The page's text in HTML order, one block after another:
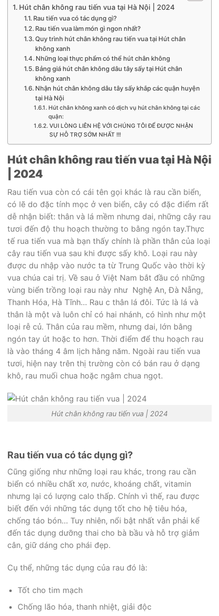
Hút chân không rau tiến vua tại Hà Nội | 2024
Rau tiến vua có tác dụng gì?
Rau tiến vua làm món gì ngon nhất?
Quy trình hút chân không rau tiến vua tại Hút chân
không xanh
Những loại thực phẩm có thể hút chân không
Bảng giá hút chân không dâu tây sấy tại Hút chân
không xanh
Nhận hút chân không dâu tây sấy khắp các quận huyện
tại Hà Nội
Hút chân không xanh có dịch vụ hút chân không tại các
quận:
VUI LÒNG LIÊN HỆ VỚI CHÚNG TÔI ĐỂ ĐƯỢC NHẬN
SỰ HỖ TRỢ SỚM NHẤT !!!
Hút chân không rau tiến vua tại Hà Nội
| 2024
Rau tiến vua còn có cái tên gọi khác là rau cần biển,
có lẽ do đặc tính mọc ở ven biển, cây có đặc điểm rất
dễ nhận biết: thân và lá mềm nhưng dai, những cây rau
tươi đến độ thu hoạch thường to bằng ngón tay.Thực
tế rua tiến vua mà bạn thấy chính là phần thân của loại
cây rau tiến vua sau khi được sấy khô. Loại rau này
được du nhập vào nước ta từ Trung Quốc vào thời kỳ
vua chúa cai trị. Về sau ở Việt Nam bắt đầu có những
vùng biển trồng loại rau này như Nghệ An, Đà Nẵng,
Thanh Hóa, Hà Tĩnh… Rau c thân lá đôi. Tức là lá và
thân là một và luôn chỉ có hai nhánh, có hình như một
loại rễ củ. Thân của rau mềm, nhưng dai, lớn bằng
ngón tay út hoặc to hơn. Thời điểm để thu hoạch rau
là vào tháng 4 âm lịch hằng năm. Ngoài rau tiến vua
tươi, hiện nay trên thị trường còn có bán rau ở dạng
khô, rau muối chua hoặc ngâm chua ngọt.
Hút chân không rau tiến vua | 2024
Rau tiến vua có tác dụng gì?
Cũng giống như những loại rau khác, trong rau cần
biển có nhiều chất xơ, nước, khoáng chất, vitamin
nhưng lại có lượng calo thấp. Chính vì thế, rau được
biết đến với những tác dụng tốt cho hệ tiêu hóa,
chống táo bón… Tuy nhiên, nổi bật nhất vẫn phải kể
đến tác dụng dưỡng thai cho bà bầu và hỗ trợ giảm
cân, giữ dáng cho phái đẹp.
Cụ thể, những tác dụng của rau đó là:
Tốt cho tim mạch
Chống lão hóa, thanh nhiệt, giải độc